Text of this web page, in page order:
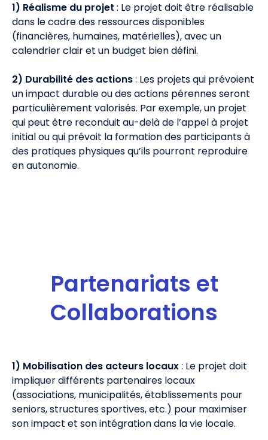
1) Réalisme du projet : Le projet doit être réalisable
dans le cadre des ressources disponibles
(financières, humaines, matérielles), avec un
calendrier clair et un budget bien défini.
2) Durabilité des actions: Les projets qui prévoient
un impact durable ou des actions pérennes seront
particulièrement valorisés. Par exemple, un projet
qui peut être reconduit au-delà de l’appel à projet
initial ou qui prévoit la formation des participants à
des pratiques physiques qu’ils pourront reproduire
en autonomie.
Partenariats et
Collaborations
1) Mobilisation des acteurs locaux: Le projet doit
impliquer différents partenaires locaux
(associations, municipalités, établissements pour
seniors, structures sportives, etc.) pour maximiser
son impact et son intégration dans la vie locale.